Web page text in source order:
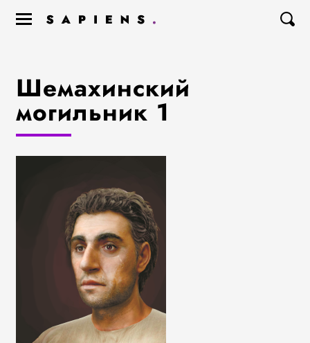
Шемахинский
могильник 1